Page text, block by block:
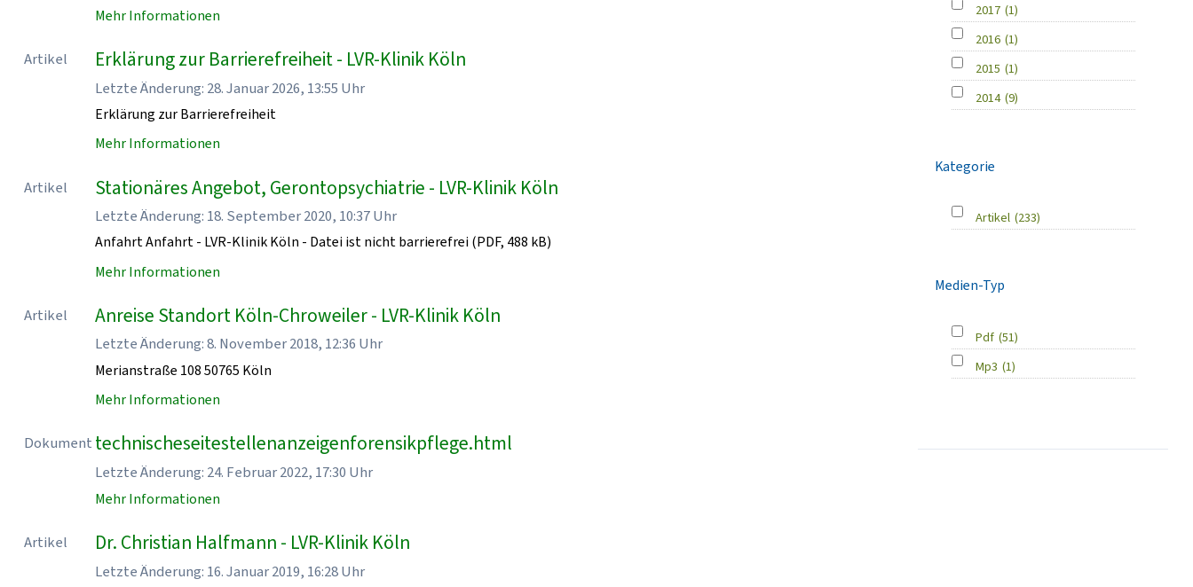
Mehr Informationen
Artikel Erklärung zur Barrierefreiheit - LVR-Klinik Köln
Letzte Änderung: 28. Januar 2026, 13:55 Uhr
Erklärung zur Barrierefreiheit
Mehr Informationen
Artikel Stationäres Angebot, Gerontopsychiatrie - LVR-Klinik Köln
Letzte Änderung: 18. September 2020, 10:37 Uhr
Anfahrt Anfahrt - LVR-Klinik Köln - Datei ist nicht barrierefrei (PDF, 488 kB)
Mehr Informationen
Artikel Anreise Standort Köln-Chroweiler - LVR-Klinik Köln
Letzte Änderung: 8. November 2018, 12:36 Uhr
Merianstraße 108 50765 Köln
Mehr Informationen
Dokument technischeseitestellenanzeigenforensikpflege.html
Letzte Änderung: 24. Februar 2022, 17:30 Uhr
Mehr Informationen
Artikel Dr. Christian Halfmann - LVR-Klinik Köln
Letzte Änderung: 16. Januar 2019, 16:28 Uhr
2017 (1)
2016 (1)
2015 (1)
2014 (9)
Kategorie
Artikel (233)
Medien-Typ
Pdf (51)
Mp3 (1)